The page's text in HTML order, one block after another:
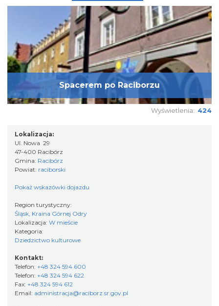
Spacerem po Raciborzu
Wyświetlenia: 424
Lokalizacja:
Ul. Nowa 29
47-400 Racibórz
Gmina: Racibórz
Powiat: raciborski
Pokaż wskazówki dojazdu
Region turystyczny:
Śląsk, Kraina Górnej Odry
Lokalizacja: W mieście
Kategoria:
Dziedzictwo kulturowe
Kontakt:
Telefon: +48 324 594 600
Telefon: +48 324 594 622
Fax: +48 324 594 612
Email: administracja@raciborz.sr.gov.pl